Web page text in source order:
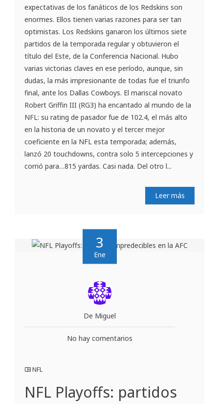
expectativas de los fanáticos de los Redskins son
enormes. Ellos tienen varias razones para ser tan
optimistas. Los Redskins ganaron los últimos siete
partidos de la temporada regular y obtuvieron el
título del Este, de la Conferencia Nacional. Hubo
varias victorias claves en ese período, aunque, sin
dudas, la más impresionante de todas fue el triunfo
final, ante los Dallas Cowboys. El mariscal novato
Robert Griffin III (RG3) ha encantado al mundo de la
NFL: su rating de pasador fue de 102.4, el más alto
en la historia de un novato y el tercer mejor
coeficiente en la NFL esta temporada; además,
lanzó 20 touchdowns, contra solo 5 intercepciones y
corrió para…815 yardas. Casi nada. Del otro l...
Leer más
3
Ene
De Miguel
No hay comentarios
NFL
NFL Playoffs: partidos